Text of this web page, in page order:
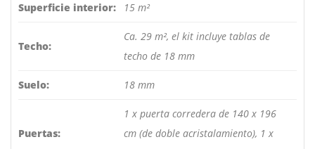
Superficie interior: 15 m²
Techo:
Ca. 29 m², el kit incluye tablas de
techo de 18 mm
Suelo: 18 mm
Puertas:
1 x puerta corredera de 140 x 196
cm (de doble acristalamiento), 1 x